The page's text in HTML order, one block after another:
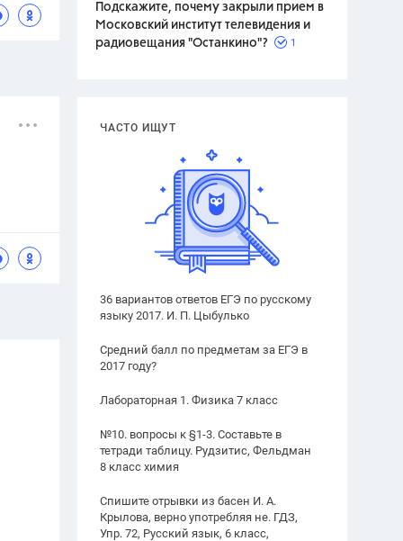
Подскажите, почему закрыли прием в
Московский институт телевидения и
радиовещания "Останкино"?
1
ЧАСТО ИЩУТ
36 вариантов ответов ЕГЭ по русскому
языку 2017. И. П. Цыбулько
Средний балл по предметам за ЕГЭ в
2017 году?
Лабораторная 1. Физика 7 класс
№10. вопросы к §1-3. Составьте в
тетради таблицу. Рудзитис, Фельдман
8 класс химия
Спишите отрывки из басен И. А.
Крылова, верно употребляя не. ГДЗ,
Упр. 72, Русский язык, 6 класс,